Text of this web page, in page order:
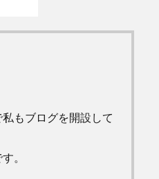
もブログを開設して
。